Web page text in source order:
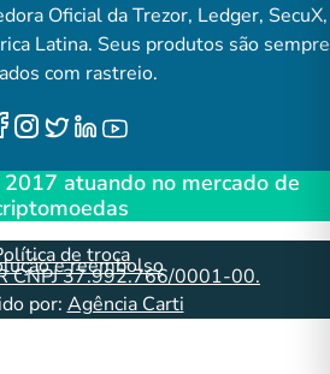
Oficial da Trezor, Ledger, SecuX,
Latina. Seus produtos são sempre
com rastreio.
atuando no mercado de
de troca
e reembolso
CNPJ 37.992.766/0001-00.
por: Agência Carti